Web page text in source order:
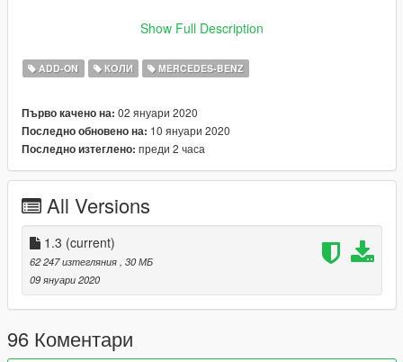
Model From:GTASA(Free modules)
Converted to GTA5 and completion by VovkaProdigy
Использование на проектах FiveM и Rage MP, строго через
лс группы: https://vk.com/vpproduct .
v1.1
Fix Back Right Reflector
v1.2
1. Update textures
2. Update model wheel
3. Update model engine
4. Retextures back lights!
Show Full Description
ADD-ON КОЛИ MERCEDES-BENZ
Първо качено на: 02 януари 2020
Последно обновено на: 10 януари 2020
Последно изтеглено: преди 2 часа
All Versions
1.3 (current)
62 247 изтегляния , 30 МБ
09 януари 2020
96 Коментари